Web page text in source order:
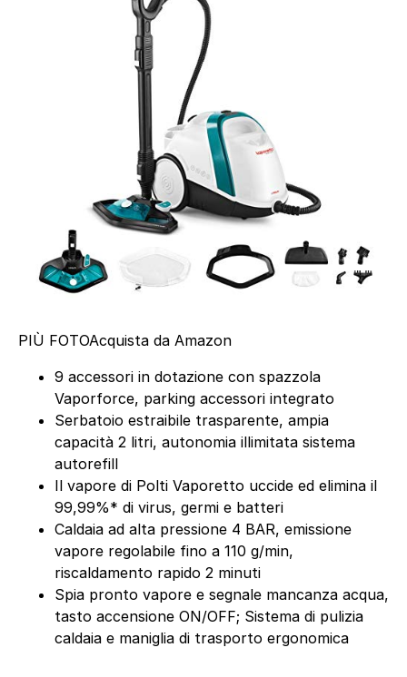
PIÙ FOTOAcquista da Amazon
9 accessori in dotazione con spazzola
Vaporforce, parking accessori integrato
Serbatoio estraibile trasparente, ampia
capacità 2 litri, autonomia illimitata sistema
autorefill
Il vapore di Polti Vaporetto uccide ed elimina il
99,99%* di virus, germi e batteri
Caldaia ad alta pressione 4 BAR, emissione
vapore regolabile fino a 110 g/min,
riscaldamento rapido 2 minuti
Spia pronto vapore e segnale mancanza acqua,
tasto accensione ON/OFF; Sistema di pulizia
caldaia e maniglia di trasporto ergonomica